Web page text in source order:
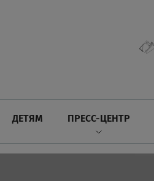
ДЕТЯМ ПРЕСС-ЦЕНТР